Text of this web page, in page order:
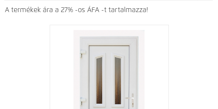
A termékek ára a 27% -os ÁFA -t tartalmazza!